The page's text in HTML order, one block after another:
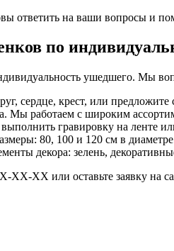
ответить на ваши вопросы и
по
ушедшего. Мы
сердце, крест, или предложите
Мы работаем с широким
гравировку на ленте
80, 100 и 120 см в
декора: зелень,
XX или оставьте заявку на